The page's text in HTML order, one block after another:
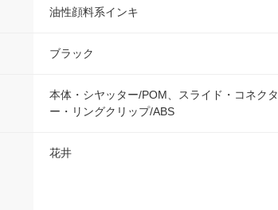
油性顔料系インキ
ブラック
本体・シヤッター/POM、スライド・コネクタ
ー・リングクリップ/ABS
花井